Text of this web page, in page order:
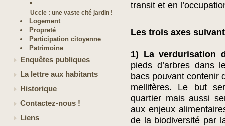
Uccle : une vaste cité jardin !
Logement
Propreté
Participation citoyenne
Patrimoine
Enquêtes publiques
La lettre aux habitants
Historique
Contactez-nous !
Liens
transit et en
Les trois axes
1) La verdurisation
pieds d’arbres dans
bacs pouvant contenir
mellifères. Le but
quartier mais aussi
aux enjeux
de la biodiversité par